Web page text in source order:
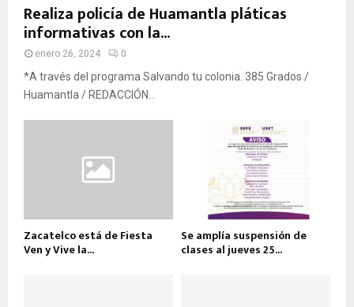
Realiza policía de Huamantla pláticas
informativas con la...
enero 26, 2024 0
*A través del programa Salvando tu colonia. 385 Grados /
Huamantla / REDACCIÓN...
Zacatelco está de Fiesta
Ven y Vive la...
Se amplía suspensión de
clases al jueves 25...